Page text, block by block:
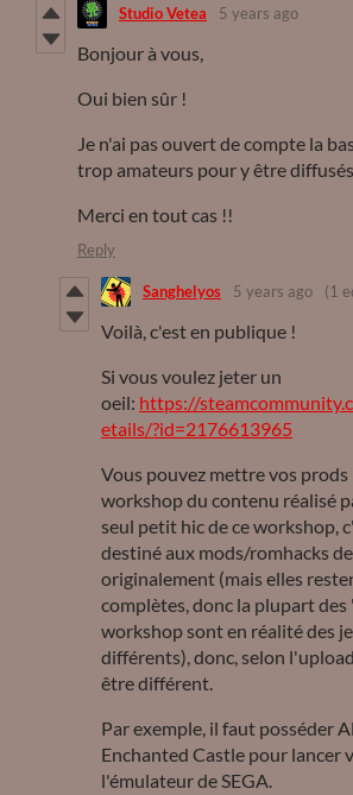
Studio Vetea 5 years ago
Bonjour à vous,
Oui bien sûr !
Je n'ai pas ouvert de compte la
trop amateurs pour y être diffusés.
Merci en tout cas !!
Reply
Sanghelyos 5 years ago (1
Voilà, c'est en publique !
Si vous voulez jeter un
oeil: https://
etails/?id=2176613965
Vous pouvez mettre vos prods
workshop du contenu réalisé
seul petit hic de ce workshop,
destiné aux mods/romhacks
originalement (mais elles
complètes, donc la plupart des
workshop sont en réalité des
différents), donc, selon
être différent.
Par exemple, il faut posséder
Enchanted Castle pour lancer
l'émulateur de SEGA.